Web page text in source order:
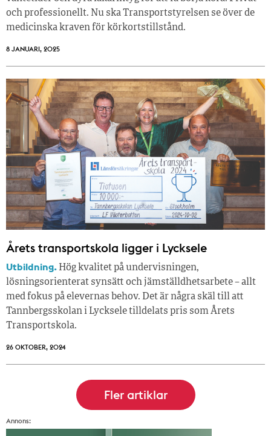
och professionellt. Nu ska Transportstyrelsen se över de
medicinska kraven för körkortstillstånd.
8 JANUARI, 2025
Årets transportskola ligger i Lycksele
Utbildning. Hög kvalitet på undervisningen,
lösningsorienterat synsätt och jämställdhetsarbete – allt
med fokus på elevernas behov. Det är några skäl till att
Tannbergsskolan i Lycksele tilldelats pris som Årets
Transportskola.
26 OKTOBER, 2024
Annons: